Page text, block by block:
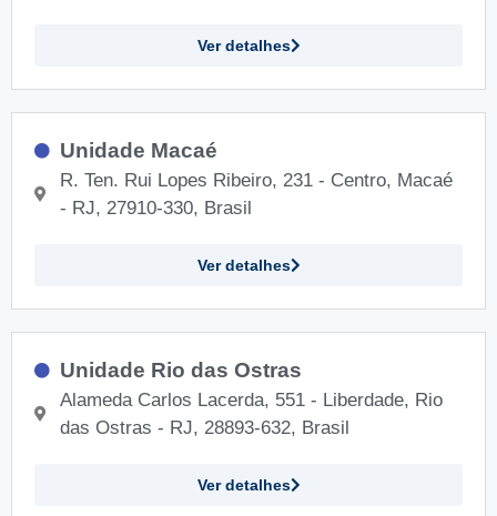
Ver detalhes
Unidade Macaé
R. Ten. Rui Lopes Ribeiro, 231 - Centro, Macaé
- RJ, 27910-330, Brasil
Ver detalhes
Unidade Rio das Ostras
Alameda Carlos Lacerda, 551 - Liberdade, Rio
das Ostras - RJ, 28893-632, Brasil
Ver detalhes